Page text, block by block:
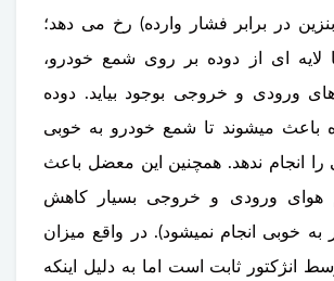
در برابر فشار وارده) رخ می دهد؛
لایه ای از دوده بر روی شمع خودرو،
ورودی و خروجی بوجود بیاید. دوده
باعث میشوند تا شمع خودرو به خوبی
انجام ندهد. همچنین این معضل باعث
هوای ورودی و خروجی بسیار کاهش
به خوبی انجام نمیشود). در واقع میزان
انژکتور ثابت است اما به دلیل اینکه